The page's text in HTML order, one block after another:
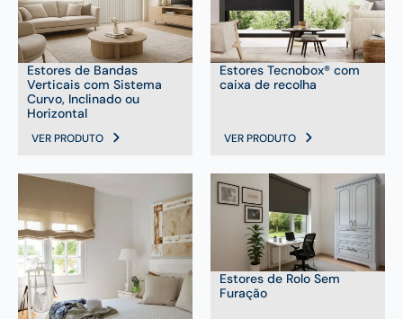
Estores de Bandas
Verticais com Sistema
Curvo, Inclinado ou
Horizontal
VER PRODUTO
Estores Tecnobox® com
caixa de recolha
VER PRODUTO
Estores de Rolo Sem
Furação